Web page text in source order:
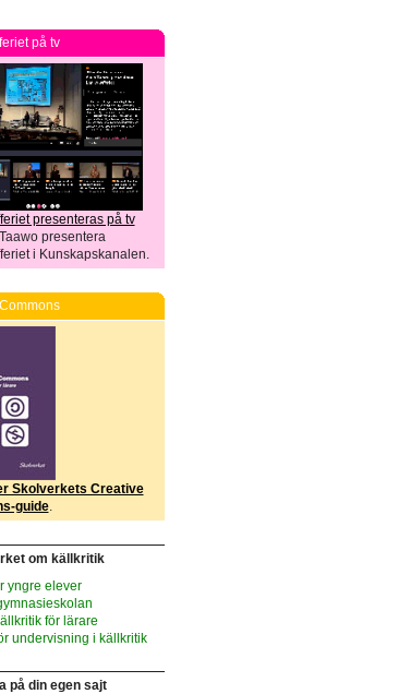
på tv
presenteras på tv
presentera
i Kunskapskanalen.
Skolverkets Creative
guide.
om källkritik
yngre elever
för lärare
undervisning i källkritik
på din egen sajt